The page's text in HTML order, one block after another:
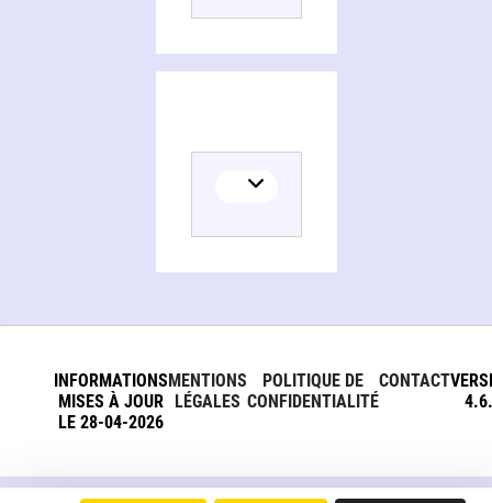
INFORMATIONS
MISES À JOUR
LE 28-04-2026
MENTIONS
LÉGALES
POLITIQUE DE
CONFIDENTIALITÉ
CONTACT